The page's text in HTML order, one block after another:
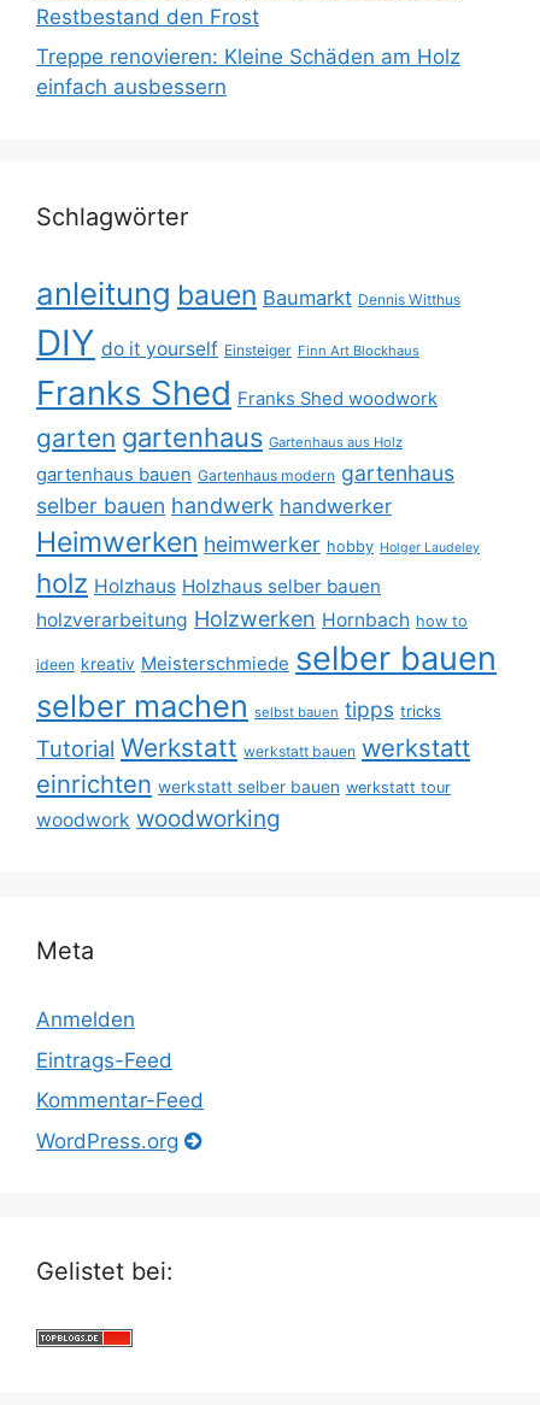
Restbestand den Frost
Treppe renovieren: Kleine Schäden am Holz
einfach ausbessern
Schlagwörter
anleitung bauen Baumarkt Dennis Witthus
DIY do it yourself Einsteiger Finn Art Blockhaus
Franks Shed Franks Shed woodwork
garten gartenhaus Gartenhaus aus Holz
gartenhaus bauen Gartenhaus modern gartenhaus
selber bauen handwerk handwerker
Heimwerken heimwerker hobby Holger Laudeley
holz Holzhaus Holzhaus selber bauen
holzverarbeitung Holzwerken Hornbach how to
ideen kreativ Meisterschmiede selber bauen
selber machen selbst bauen tipps tricks
Tutorial Werkstatt werkstatt bauen werkstatt
einrichten werkstatt selber bauen werkstatt tour
woodwork woodworking
Meta
Anmelden
Eintrags-Feed
Kommentar-Feed
WordPress.org
Gelistet bei: